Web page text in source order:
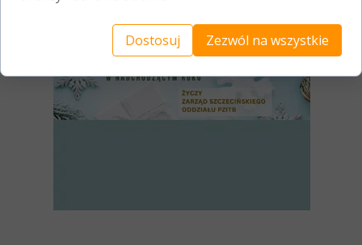
Dostosuj Zezwól na wszystkie